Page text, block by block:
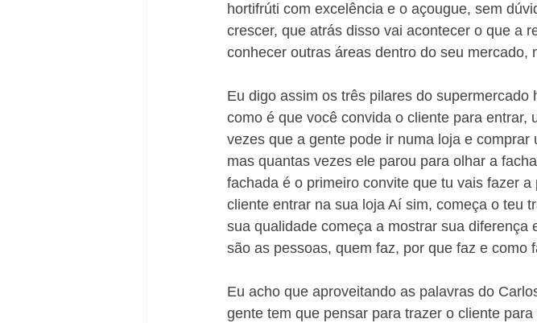
hortifrúti com excelência e o açougue, sem
crescer, que atrás disso vai acontecer o que a
conhecer outras áreas dentro do seu
Eu digo assim os três pilares do
como é que você convida o cliente para entrar,
vezes que a gente pode ir numa loja e
mas quantas vezes ele parou para olhar a
fachada é o primeiro convite que tu vais fazer
cliente entrar na sua loja Aí sim, começa o teu
sua qualidade começa a mostrar sua
são as pessoas, quem faz, por que faz e como
Eu acho que aproveitando as palavras do
gente tem que pensar para trazer o cliente